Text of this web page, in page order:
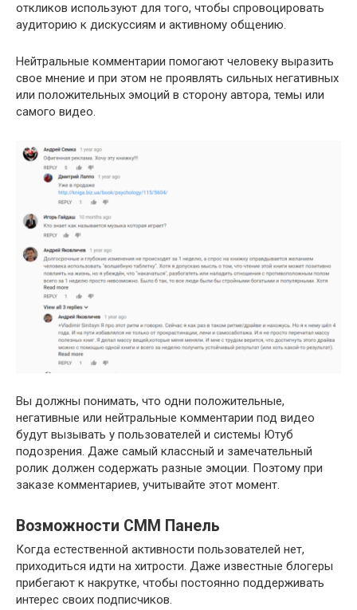
откликов используют для того, чтобы спровоцировать
аудиторию к дискуссиям и активному общению.
Нейтральные комментарии помогают человеку выразить
свое мнение и при этом не проявлять сильных негативных
или положительных эмоций в сторону автора, темы или
самого видео.
Вы должны понимать, что одни положительные,
негативные или нейтральные комментарии под видео
будут вызывать у пользователей и системы Ютуб
подозрения. Даже самый классный и замечательный
ролик должен содержать разные эмоции. Поэтому при
заказе комментариев, учитывайте этот момент.
Возможности СММ Панель
Когда естественной активности пользователей нет,
приходиться идти на хитрости. Даже известные блогеры
прибегают к накрутке, чтобы постоянно поддерживать
интерес своих подписчиков.